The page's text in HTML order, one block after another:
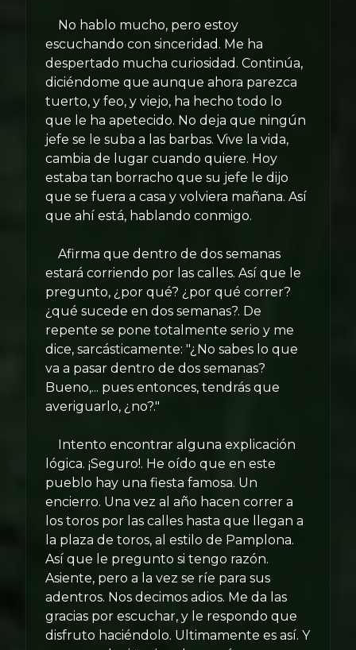
No hablo mucho, pero estoy
escuchando con sinceridad. Me ha
despertado mucha curiosidad. Continúa,
diciéndome que aunque ahora parezca
tuerto, y feo, y viejo, ha hecho todo lo
que le ha apetecido. No deja que ningún
jefe se le suba a las barbas. Vive la vida,
cambia de lugar cuando quiere. Hoy
estaba tan borracho que su jefe le dijo
que se fuera a casa y volviera mañana. Así
que ahí está, hablando conmigo.
Afirma que dentro de dos semanas
estará corriendo por las calles. Así que le
pregunto, ¿por qué? ¿por qué correr?
¿qué sucede en dos semanas?. De
repente se pone totalmente serio y me
dice, sarcásticamente: "¿No sabes lo que
va a pasar dentro de dos semanas?
Bueno,... pues entonces, tendrás que
averiguarlo, ¿no?."
Intento encontrar alguna explicación
lógica. ¡Seguro!. He oído que en este
pueblo hay una fiesta famosa. Un
encierro. Una vez al año hacen correr a
los toros por las calles hasta que llegan a
la plaza de toros, al estilo de Pamplona.
Así que le pregunto si tengo razón.
Asiente, pero a la vez se ríe para sus
adentros. Nos decimos adios. Me da las
gracias por escuchar, y le respondo que
disfruto haciéndolo. Ultimamente es así. Y